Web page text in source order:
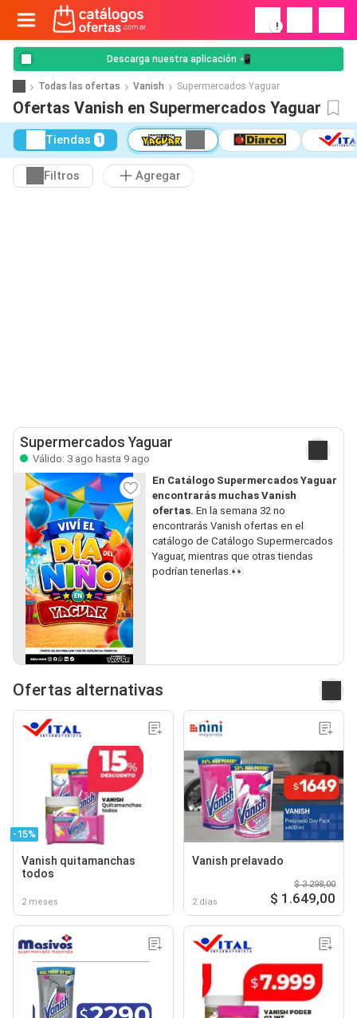
!
Descarga nuestra aplicación 📲
Todas las ofertas Vanish Supermercados Yaguar
Ofertas Vanish en Supermercados Yaguar
Tiendas 1
Filtros Agregar
Supermercados Yaguar
Válido: 3 ago hasta 9 ago
En Catálogo Supermercados Yaguar
encontrarás muchas Vanish
ofertas. En la semana 32 no
encontrarás Vanish ofertas en el
catálogo de Catálogo Supermercados
Yaguar, mientras que otras tiendas
podrían tenerlas.👀
Ofertas alternativas
-15%
Vanish quitamanchas
todos
2 meses
Vanish prelavado
2 días
$ 3.298,00
$ 1.649,00